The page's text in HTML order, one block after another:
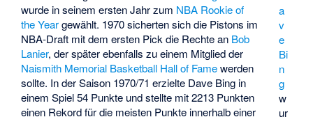
a
v
e
Bi
n
g
w
ur
wurde in seinem ersten Jahr zum NBA Rookie of
the Yeargewählt. 1970 sicherten sich die Pistons im
NBA-Draft mit dem ersten Pick die Rechte an Bob
Lanier, der später ebenfalls zu einem Mitglied der
Naismith Memorial Basketball Hall of Famewerden
sollte. In der Saison 1970/71 erzielte Dave Bing in
einem Spiel 54 Punkte und stellte mit 2213 Punkten
einen Rekord für die meisten Punkte innerhalb einer